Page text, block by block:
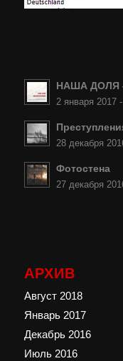
НАША ДОЛЯ
2 января 2017
28 декабря
Фотостена
27 декабря
АРХИВ
Август 2018
Январь 2017
Декабрь 2016
Июль 2016